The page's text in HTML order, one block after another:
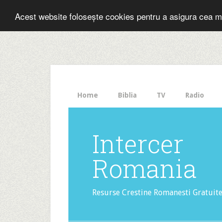
Acest website folosește cookies pentru a asigura cea
The
HelloBar
- a
little
bar
that
gets
noticed!
Home Biblia TV Radio
Intercer
Romania
Resurse Crestine Romanesti Gratuite